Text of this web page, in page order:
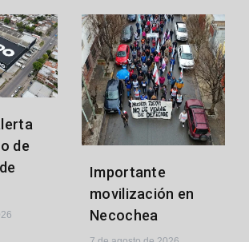
de
Importante
movilización en
Necochea